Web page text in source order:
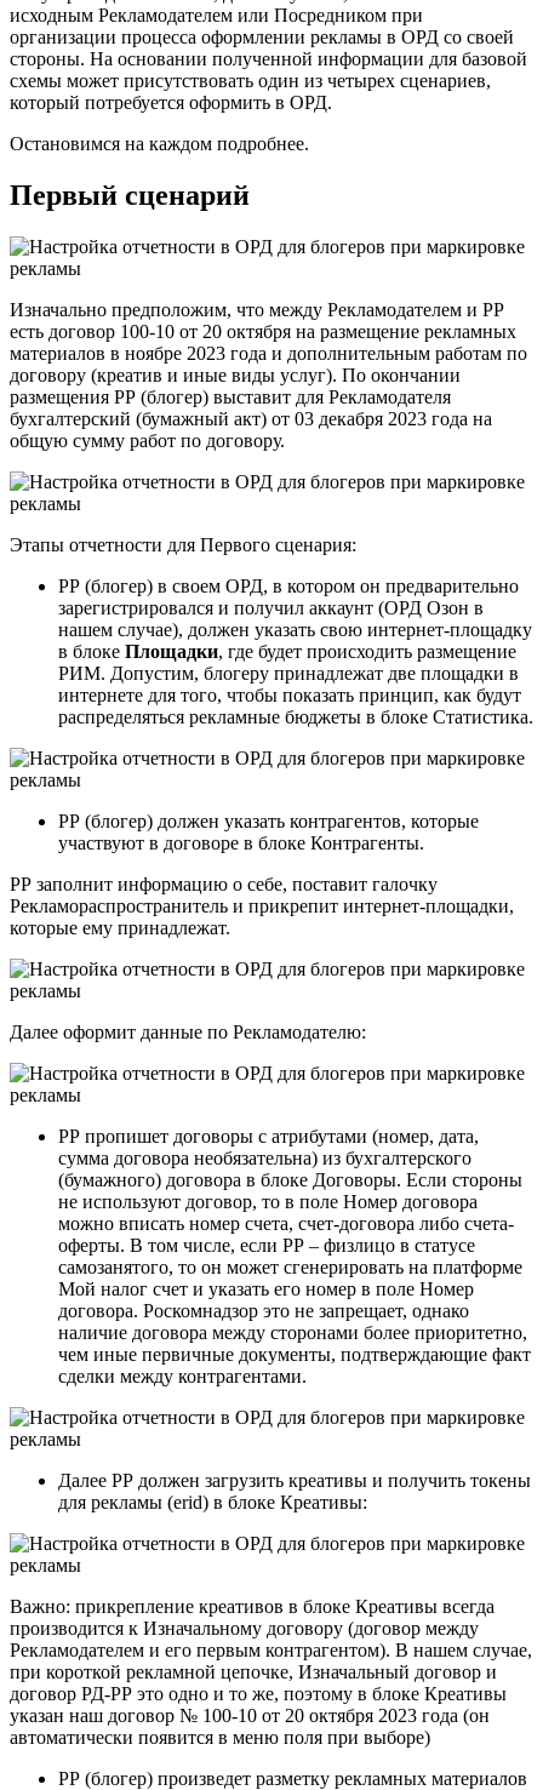
исходным Рекламодателем или Посредником при
организации процесса оформлении рекламы в ОРД со своей
стороны. На основании полученной информации для базовой
схемы может присутствовать один из четырех сценариев,
который потребуется оформить в ОРД.
Остановимся на каждом подробнее.
Первый сценарий
Изначально предположим, что между Рекламодателем и РР
есть договор 100-10 от 20 октября на размещение рекламных
материалов в ноябре 2023 года и дополнительным работам по
договору (креатив и иные виды услуг). По окончании
размещения РР (блогер) выставит для Рекламодателя
бухгалтерский (бумажный акт) от 03 декабря 2023 года на
общую сумму работ по договору.
Этапы отчетности для Первого сценария:
РР (блогер) в своем ОРД, в котором он предварительно
зарегистрировался и получил аккаунт (ОРД Озон в
нашем случае), должен указать свою интернет-площадку
в блоке Площадки, где будет происходить размещение
РИМ. Допустим, блогеру принадлежат две площадки в
интернете для того, чтобы показать принцип, как будут
распределяться рекламные бюджеты в блоке Статистика.
РР (блогер) должен указать контрагентов, которые
участвуют в договоре в блоке Контрагенты.
РР заполнит информацию о себе, поставит галочку
Рекламораспространитель и прикрепит интернет-площадки,
которые ему принадлежат.
Далее оформит данные по Рекламодателю:
РР пропишет договоры с атрибутами (номер, дата,
сумма договора необязательна) из бухгалтерского
(бумажного) договора в блоке Договоры. Если стороны
не используют договор, то в поле Номер договора
можно вписать номер счета, счет-договора либо счета-
оферты. В том числе, если РР – физлицо в статусе
самозанятого, то он может сгенерировать на платформе
Мой налог счет и указать его номер в поле Номер
договора. Роскомнадзор это не запрещает, однако
наличие договора между сторонами более приоритетно,
чем иные первичные документы, подтверждающие факт
сделки между контрагентами.
Далее РР должен загрузить креативы и получить токены
для рекламы (erid) в блоке Креативы:
Важно: прикрепление креативов в блоке Креативы всегда
производится к Изначальному договору (договор между
Рекламодателем и его первым контрагентом). В нашем случае,
при короткой рекламной цепочке, Изначальный договор и
договор РД-РР это одно и то же, поэтому в блоке Креативы
указан наш договор № 100-10 от 20 октября 2023 года (он
автоматически появится в меню поля при выборе)
РР (блогер) произведет разметку рекламных материалов